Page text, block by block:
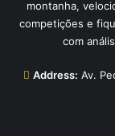
montanha,
competições e
com
Address: Av.